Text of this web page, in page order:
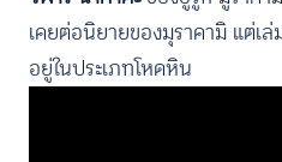
เคยต่อนิยายของมุราคามิ แต่เ
อยู่ในประเภทโหดหิน